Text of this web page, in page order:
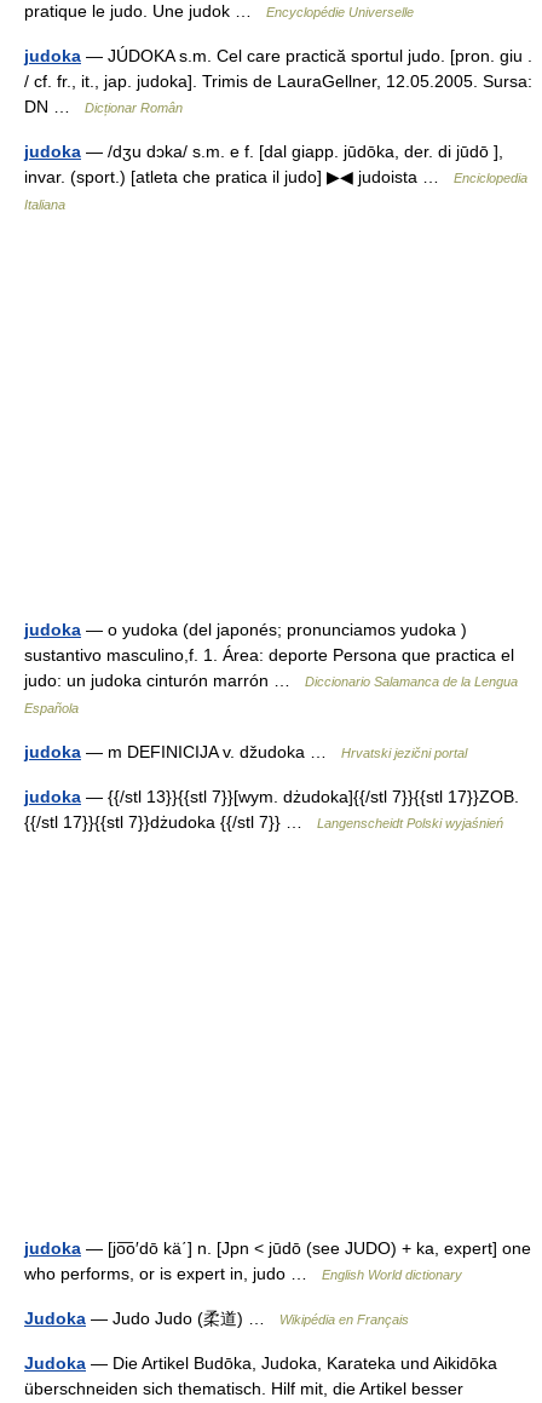
pratique le judo. Une judok …
Encyclopédie Universelle
judoka — JÚDOKA s.m. Cel care practică sportul judo. [pron. giu .
/ cf. fr., it., jap. judoka]. Trimis de LauraGellner, 12.05.2005. Sursa:
DN …
Dicționar Român
judoka — /dʒu dɔka/ s.m. e f. [dal giapp. jūdōka, der. di jūdō ],
invar. (sport.) [atleta che pratica il judo] ▶◀ judoista …
Enciclopedia
Italiana
judoka — o yudoka (del japonés; pronunciamos yudoka )
sustantivo masculino,f. 1. Área: deporte Persona que practica el
judo: un judoka cinturón marrón …
Diccionario Salamanca de la Lengua
Española
judoka — m DEFINICIJA v. džudoka … Hrvatski jezični portal
judoka — {{/stl 13}}{{stl 7}}[wym. dżudoka]{{/stl 7}}{{stl 17}}ZOB.
{{/stl 17}}{{stl 7}}dżudoka {{/stl 7}} …
Langenscheidt Polski wyjaśnień
judoka — [jo͞o′dō kä΄] n. [Jpn < jūdō (see JUDO) + ka, expert] one
who performs, or is expert in, judo …
English World dictionary
Judoka — Judo Judo (柔道) … Wikipédia en Français
Judoka — Die Artikel Budōka, Judoka, Karateka und Aikidōka
überschneiden sich thematisch. Hilf mit, die Artikel besser